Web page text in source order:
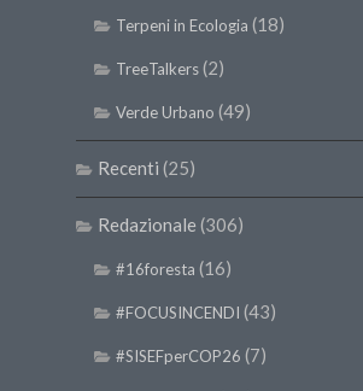
Terpeni in Ecologia (18)
TreeTalkers(2)
Verde Urbano (49)
Recenti (25)
Redazionale (306)
#16foresta (16)
#FOCUSINCENDI (43)
#SISEFperCOP26 (7)